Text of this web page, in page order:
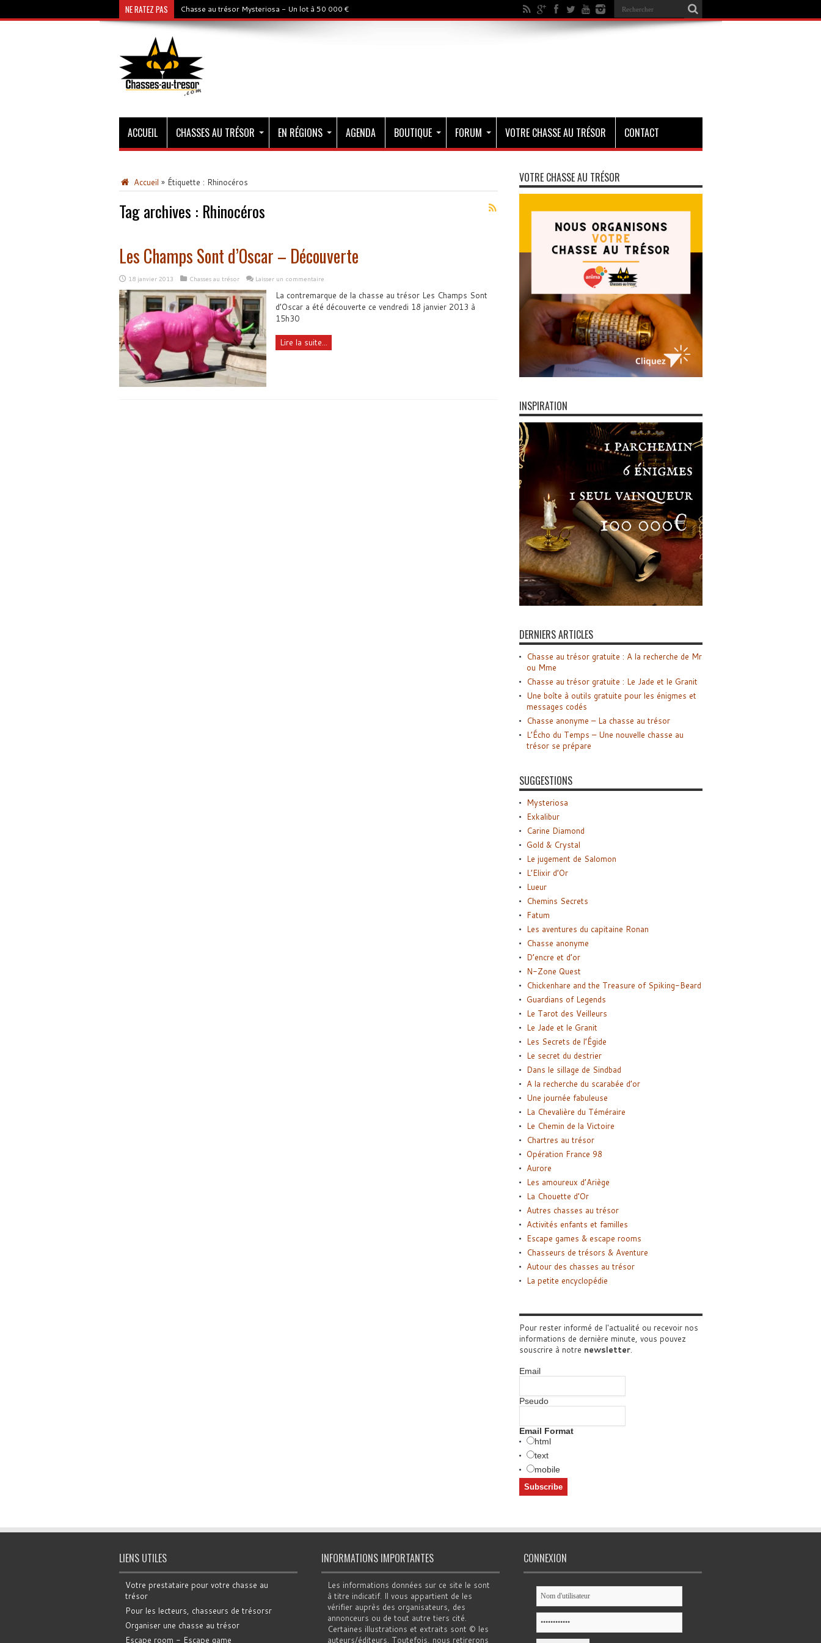
NE RATEZ PAS Chasse au trésor Mysteriosa - Un lot à 50 000 €
ACCUEIL CHASSES AU TRÉSOR EN RÉGIONS AGENDA BOUTIQUE FORUM VOTRE CHASSE AU TRÉSOR CONTACT
Accueil » Étiquette : Rhinocéros
Tag archives : Rhinocéros
Les Champs Sont d’Oscar – Découverte
18 janvier 2013 Chasses au trésor Laisser un commentaire
La contremarque de la chasse au trésor Les Champs Sont
d’Oscar a été découverte ce vendredi 18 janvier 2013 à
15h30
Lire la suite...
VOTRE CHASSE AU TRÉSOR
INSPIRATION
DERNIERS ARTICLES
Chasse au trésor gratuite : A la recherche de Mr
ou Mme
Chasse au trésor gratuite : Le Jade et le Granit
Une boîte à outils gratuite pour les énigmes et
messages codés
Chasse anonyme – La chasse au trésor
L’Écho du Temps – Une nouvelle chasse au
trésor se prépare
SUGGESTIONS
Mysteriosa
Exkalibur
Carine Diamond
Gold & Crystal
Le jugement de Salomon
L’Elixir d’Or
Lueur
Chemins Secrets
Fatum
Les aventures du capitaine Ronan
Chasse anonyme
D’encre et d’or
N-Zone Quest
Chickenhare and the Treasure of Spiking-Beard
Guardians of Legends
Le Tarot des Veilleurs
Le Jade et le Granit
Les Secrets de l’Égide
Le secret du destrier
Dans le sillage de Sindbad
A la recherche du scarabée d’or
Une journée fabuleuse
La Chevalière du Téméraire
Le Chemin de la Victoire
Chartres au trésor
Opération France 98
Aurore
Les amoureux d’Ariège
La Chouette d’Or
Autres chasses au trésor
Activités enfants et familles
Escape games & escape rooms
Chasseurs de trésors & Aventure
Autour des chasses au trésor
La petite encyclopédie
Pour rester informé de l'actualité ou recevoir nos
informations de dernière minute, vous pouvez
souscrire à notre newsletter.
Email
Pseudo
Email Format
html
text
mobile
LIENS UTILES
Votre prestataire pour votre chasse au
trésor
Pour les lecteurs, chasseurs de trésorsr
Organiser une chasse au trésor
Escape room - Escape game
INFORMATIONS IMPORTANTES
Les informations données sur ce site le sont
à titre indicatif. Il vous appartient de les
vérifier auprès des organisateurs, des
annonceurs ou de tout autre tiers cité.
Certaines illustrations et extraits sont © les
auteurs/éditeurs. Toutefois, nous retirerons
CONNEXION